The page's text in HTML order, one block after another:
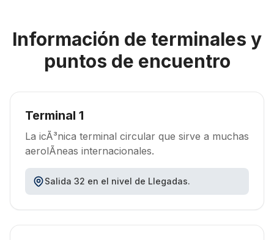
Información de terminales y
puntos de encuentro
Terminal 1
La icÃ³nica terminal circular que sirve a muchas
aerolÃ­neas internacionales.
Salida 32 en el nivel de Llegadas.